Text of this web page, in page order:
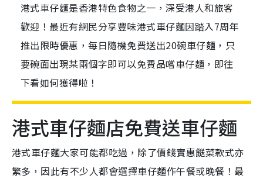
港式車仔麵是香港特色食物之一，深受港人和旅客
歡迎！最近有網民分享豐味港式車仔麵因踏入7周年
推出限時優惠，每日隨機免費送出20碗車仔麵，只
要碗面出現某兩個字即可以免費品嚐車仔麵，即往
下看如何獲得啦！
港式車仔麵店免費送車仔麵
港式車仔麵大家可能都吃過，除了價錢實惠餸菜款式亦
繁多，因此有不少人都會選擇車仔麵作午餐或晚餐！最